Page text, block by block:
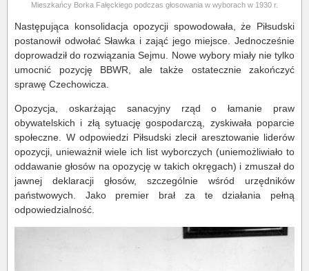
Mieszkańcy Borka Fałęckiego podczas głosowania w wyborach w 1930 r.
Następująca konsolidacja opozycji spowodowała, że Piłsudski
postanowił odwołać Sławka i zająć jego miejsce. Jednocześnie
doprowadził do rozwiązania Sejmu. Nowe wybory miały nie tylko
umocnić pozycję BBWR, ale także ostatecznie zakończyć
sprawę Czechowicza.
Opozycja, oskarżając sanacyjny rząd o łamanie praw
obywatelskich i złą sytuację gospodarczą, zyskiwała poparcie
społeczne. W odpowiedzi Piłsudski zlecił aresztowanie liderów
opozycji, unieważnił wiele ich list wyborczych (uniemożliwiało to
oddawanie głosów na opozycję w takich okręgach) i zmuszał do
jawnej deklaracji głosów, szczególnie wśród urzędników
państwowych. Jako premier brał za te działania pełną
odpowiedzialność.